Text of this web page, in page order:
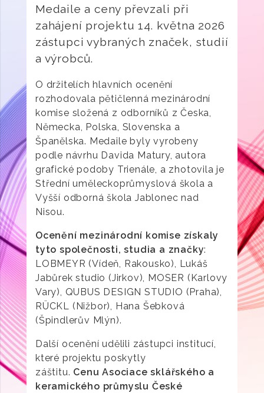
Medaile a ceny převzali při
zahájení projektu 14. května 2026
zástupci vybraných značek, studií
a výrobců.
O držitelích hlavních ocenění
rozhodovala pětičlenná mezinárodní
komise složená z odborníků z Česka,
Německa, Polska, Slovenska a
Španělska. Medaile byly vyrobeny
podle návrhu Davida Matury, autora
grafické podoby Trienále, a zhotovila je
Střední uměleckoprůmyslová škola a
Vyšší odborná škola Jablonec nad
Nisou.
Ocenění mezinárodní komise získaly
tyto společnosti, studia a značky:
LOBMEYR (Vídeň, Rakousko), Lukáš
Jabůrek studio (Jirkov), MOSER (Karlovy
Vary), QUBUS DESIGN STUDIO (Praha),
RÜCKL (Nižbor), Hana Šebková
(Špindlerův Mlýn).
Další ocenění udělili zástupci institucí,
které projektu poskytly
záštitu. Cenu Asociace sklářského a
keramického průmyslu České